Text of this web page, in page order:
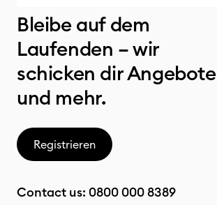
Bleibe auf dem
Laufenden – wir
schicken dir Angebote
und mehr.
Registrieren
Contact us: 0800 000 8389